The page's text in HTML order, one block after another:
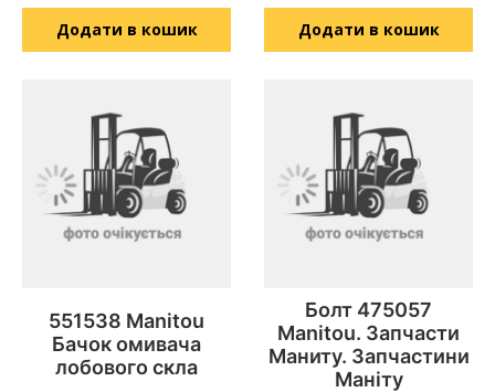
Додати в кошик Додати в кошик
551538 Manitou
Бачок омивача
лобового скла
Болт 475057
Manitou. Запчасти
Маниту. Запчастини
Маніту